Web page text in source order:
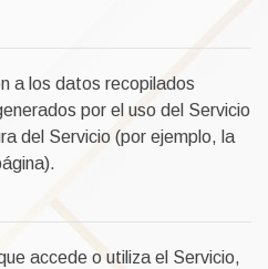
a los datos recopilados
por el uso del Servicio
del Servicio (por ejemplo, la
accede o utiliza el Servicio,